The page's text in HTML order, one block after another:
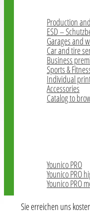
Production
ESD –
Garages and
Car and tire
Business
Sports &
Individual
Accessories
Catalog to
Younico PRO
Younico PRO
Younico PRO
Sie erreichen uns